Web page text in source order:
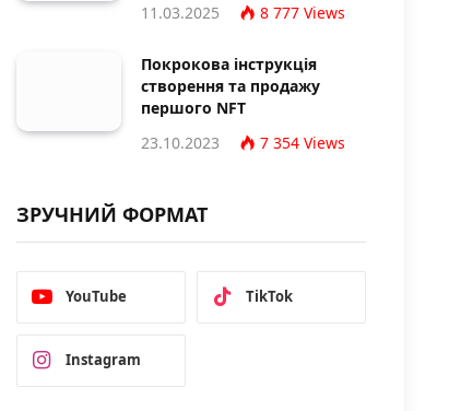
11.03.2025
8 777 Views
Покрокова інструкція
створення та продажу
першого NFT
23.10.2023
7 354 Views
ЗРУЧНИЙ ФОРМАТ
YouTube TikTok
Instagram